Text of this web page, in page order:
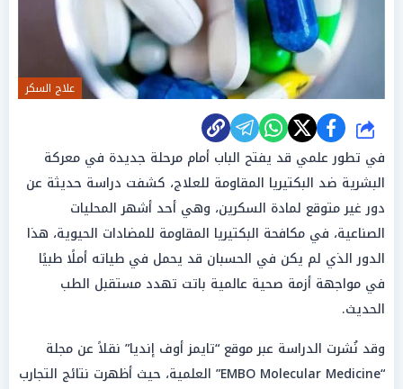
علاج السكر
شارك
في تطور علمي قد يفتح الباب أمام مرحلة جديدة في معركة
البشرية ضد البكتيريا المقاومة للعلاج، كشفت دراسة حديثة عن
دور غير متوقع لمادة السكرين، وهي أحد أشهر المحليات
الصناعية، في مكافحة البكتيريا المقاومة للمضادات الحيوية، هذا
الدور الذي لم يكن في الحسبان قد يحمل في طياته أملًا طبيًا
في مواجهة أزمة صحية عالمية باتت تهدد مستقبل الطب
الحديث.
وقد نُشرت الدراسة عبر موقع “تايمز أوف إنديا” نقلاً عن مجلة
“EMBO Molecular Medicine” العلمية، حيث أظهرت نتائج التجارب